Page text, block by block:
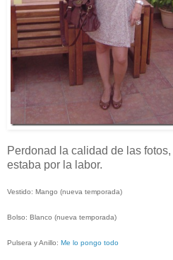
Perdonad la calidad de las
estaba por la labor.
Vestido: Mango (nueva temporada)
Bolso: Blanco (nueva temporada)
Pulsera y Anillo: Me lo pongo todo